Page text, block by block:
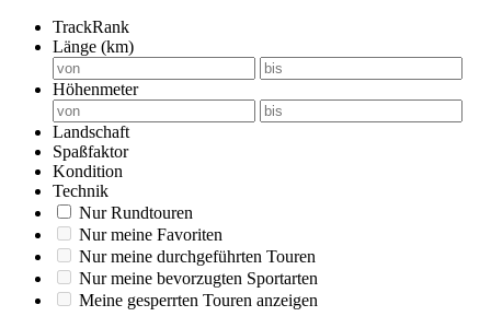
TrackRank
Länge (km)
Höhenmeter
Landschaft
Spaßfaktor
Kondition
Technik
Nur Rundtouren
Nur meine Favoriten
Nur meine durchgeführten Touren
Nur meine bevorzugten Sportarten
Meine gesperrten Touren anzeigen